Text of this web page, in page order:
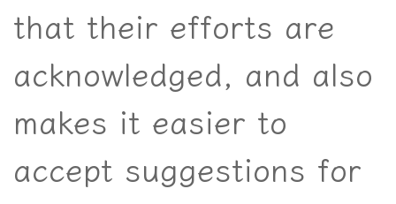
that their efforts are
acknowledged, and also
makes it easier to
accept suggestions for